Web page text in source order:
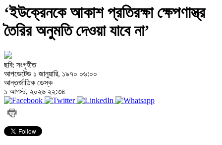
‘ইউক্রেনকে আকাশ প্রতিরক্ষা ক্ষেপণাস্ত্র
তৈরির অনুমতি দেওয়া যাবে না’
ছবি: সংগৃহীত
আপডেটেড ১ জানুয়ারি, ১৯৭০ ০৬:০০
আন্তর্জাতিক ডেস্ক
১ আগস্ট, ২০২৬ ২২:৩৪